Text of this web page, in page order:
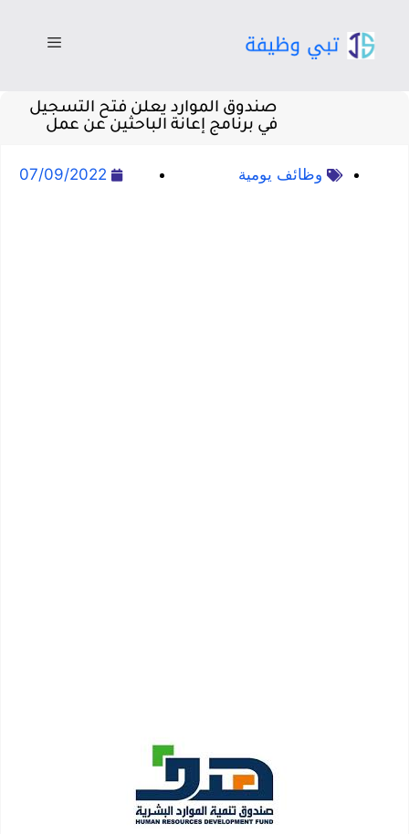
صندوق الموارد يعلن فتح التسجيل
في برنامج إعانة الباحثين عن عمل
وظائف يومية 07/09/2022